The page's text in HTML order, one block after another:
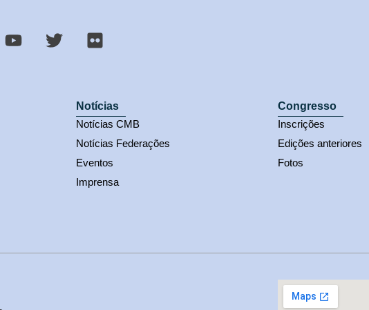
Notícias
Notícias CMB
Notícias Federações
Eventos
Imprensa
Congresso
Inscrições
Edições anteriores
Fotos